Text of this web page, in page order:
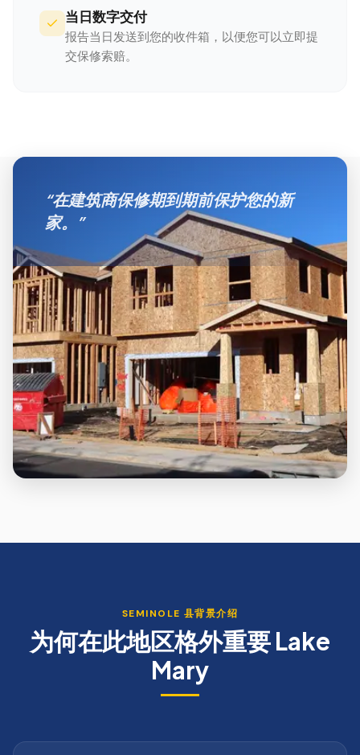
当日数字交付
报告当日发送到您的收件箱，以便您可以立即提
交保修索赔。
“在建筑商保修期到期前保护您的新
家。 ”
SEMINOLE 县背景介绍
为何在此地区格外重要Lake
Mary